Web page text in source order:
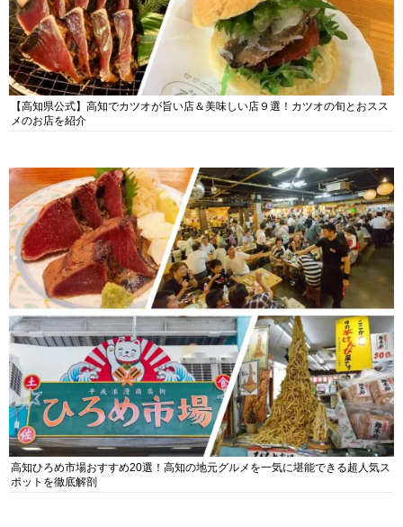
【高知県公式】高知でカツオが旨い店＆美味しい店９選！カツオの旬とおスス
メのお店を紹介
高知ひろめ市場おすすめ20選！高知の地元グルメを一気に堪能できる超人気ス
ポットを徹底解剖